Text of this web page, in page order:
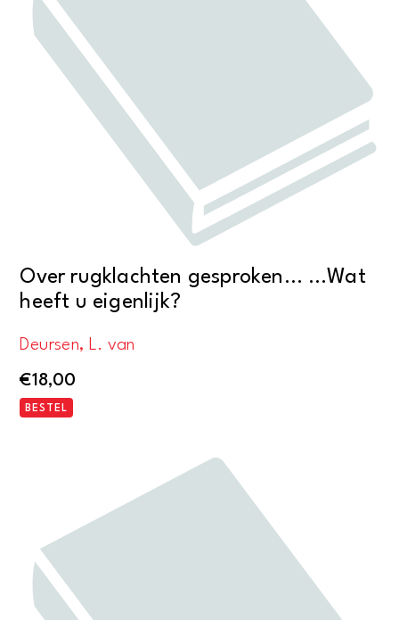
Over rugklachten gesproken… …Wat
heeft u eigenlijk?
Deursen, L. van
€18,00
BESTEL